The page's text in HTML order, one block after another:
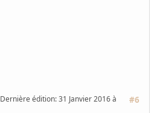
#6
Dernière édition: 31 Janvier 2016 à